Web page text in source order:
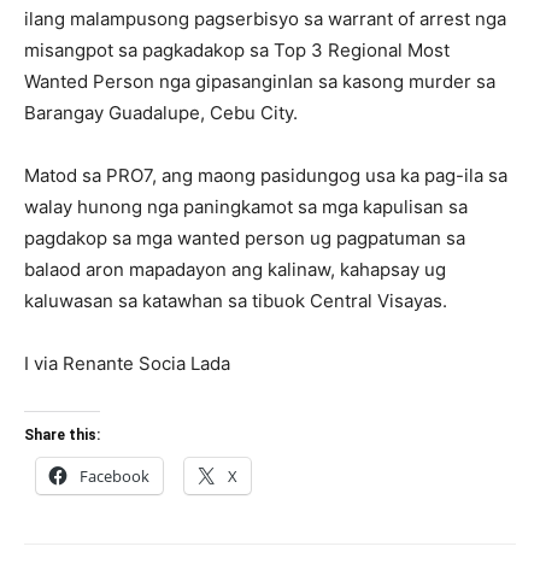
ilang malampusong pagserbisyo sa warrant of arrest nga
misangpot sa pagkadakop sa Top 3 Regional Most
Wanted Person nga gipasanginlan sa kasong murder sa
Barangay Guadalupe, Cebu City.
Matod sa PRO7, ang maong pasidungog usa ka pag-ila sa
walay hunong nga paningkamot sa mga kapulisan sa
pagdakop sa mga wanted person ug pagpatuman sa
balaod aron mapadayon ang kalinaw, kahapsay ug
kaluwasan sa katawhan sa tibuok Central Visayas.
I via Renante Socia Lada
Share this:
Facebook X